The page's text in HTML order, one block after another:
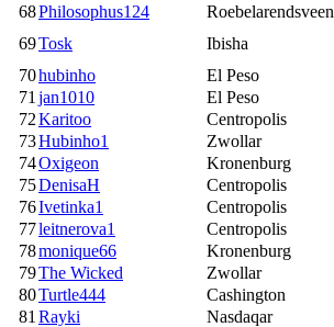
68Philosophus124 Roebelarendsveen
69Tosk Ibisha
70hubinho El Peso
71 jan1010 El Peso
72Karitoo Centropolis
73Hubinho1 Zwollar
74Oxigeon Kronenburg
75DenisaH Centropolis
76Ivetinka1 Centropolis
77leitnerova1 Centropolis
78monique66 Kronenburg
79The Wicked Zwollar
80Turtle444 Cashington
81 Rayki Nasdaqar